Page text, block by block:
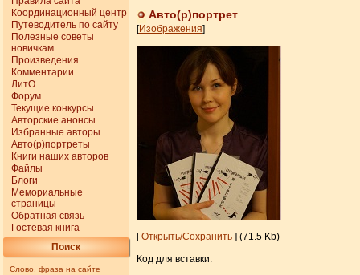
Координационный центр
Путеводитель по сайту
Полезные советы
новичкам
Произведения
Комментарии
ЛитО
Форум
Текущие конкурсы
Авторские анонсы
Избранные авторы
Авто(р)портреты
Книги наших авторов
Файлы
Блоги
Мемориальные
страницы
Обратная связь
Гостевая книга
Поиск
Слово, фраза на сайте
Авто(р)портрет
[Изображения]
[Открыть/Сохранить] (71.5 Kb)
Код для вставки: